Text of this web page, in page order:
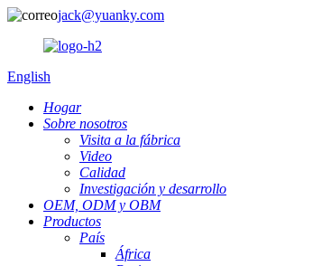
jack@yuanky.com
English
Hogar
Sobre nosotros
Visita a la fábrica
Video
Calidad
Investigación y desarrollo
OEM, ODM y OBM
Productos
País
África